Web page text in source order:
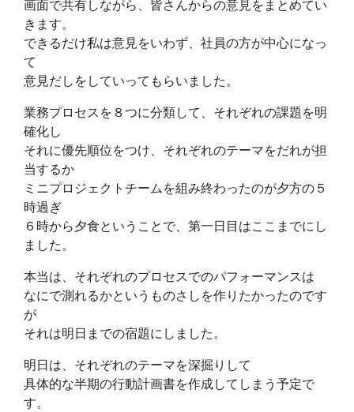
画面で共有しながら、皆さんからの意見をまとめてい
きます。
できるだけ私は意見をいわず、社員の方が中心になっ
て
意見だしをしていってもらいました。
業務プロセスを８つに分類して、それぞれの課題を明
確化し
それに優先順位をつけ、それぞれのテーマをだれが担
当するか
ミニプロジェクトチームを組み終わったのが夕方の５
時過ぎ
６時から夕食ということで、第一日目はここまでにし
ました。
本当は、それぞれのプロセスでのパフォーマンスは
なにで測れるかというものさしを作りたかったのです
が
それは明日までの宿題にしました。
明日は、それぞれのテーマを深掘りして
具体的な半期の行動計画書を作成してしまう予定で
す。